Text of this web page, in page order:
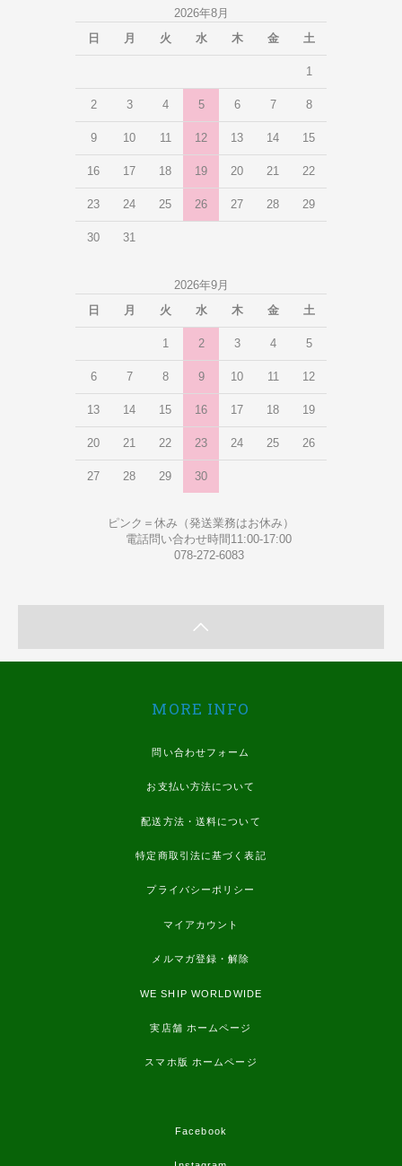
2026年8月
日
月 火 水 木 金 土
1
2 3 4 5 6 7 8
9 10 11 12 13 14 15
16 17 18 19 20 21 22
23 24 25 26 27 28 29
30 31
2026年9月
日
月 火 水 木 金 土
1 2 3 4 5
6 7 8 9 10 11 12
13 14 15 16 17 18 19
20 21 22 23 24 25 26
27 28 29 30
ピンク＝休み（発送業務はお休み）
電話問い合わせ時間11:00-17:00
078-272-6083
MORE INFO
問い合わせフォーム
お支払い方法について
配送方法・送料について
特定商取引法に基づく表記
プライバシーポリシー
マイアカウント
メルマガ登録・解除
WE SHIP WORLDWIDE
実店舗 ホームページ
スマホ版 ホームページ
Facebook